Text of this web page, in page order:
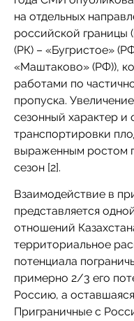
на отдельных
российской границы
(РК) – «Бугристое»
«Маштаково» (РФ)),
работами по
пропуска.
сезонный характер
транспортировки
выраженным ростом
сезон [2].
Взаимодействие в
представляется
отношений
территориальное
потенциала
примерно 2/3 его
Россию, а
Приграничные с